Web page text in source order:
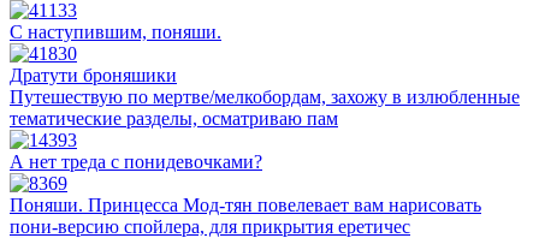
С наступившим, поняши.
Дратути броняшики
Путешествую по мертве/мелкобордам, захожу в излюбленные
тематические разделы, осматриваю пам
А нет треда с понидевочками?
Поняши. Принцесса Мод-тян повелевает вам нарисовать
пони-версию спойлера, для прикрытия еретичес